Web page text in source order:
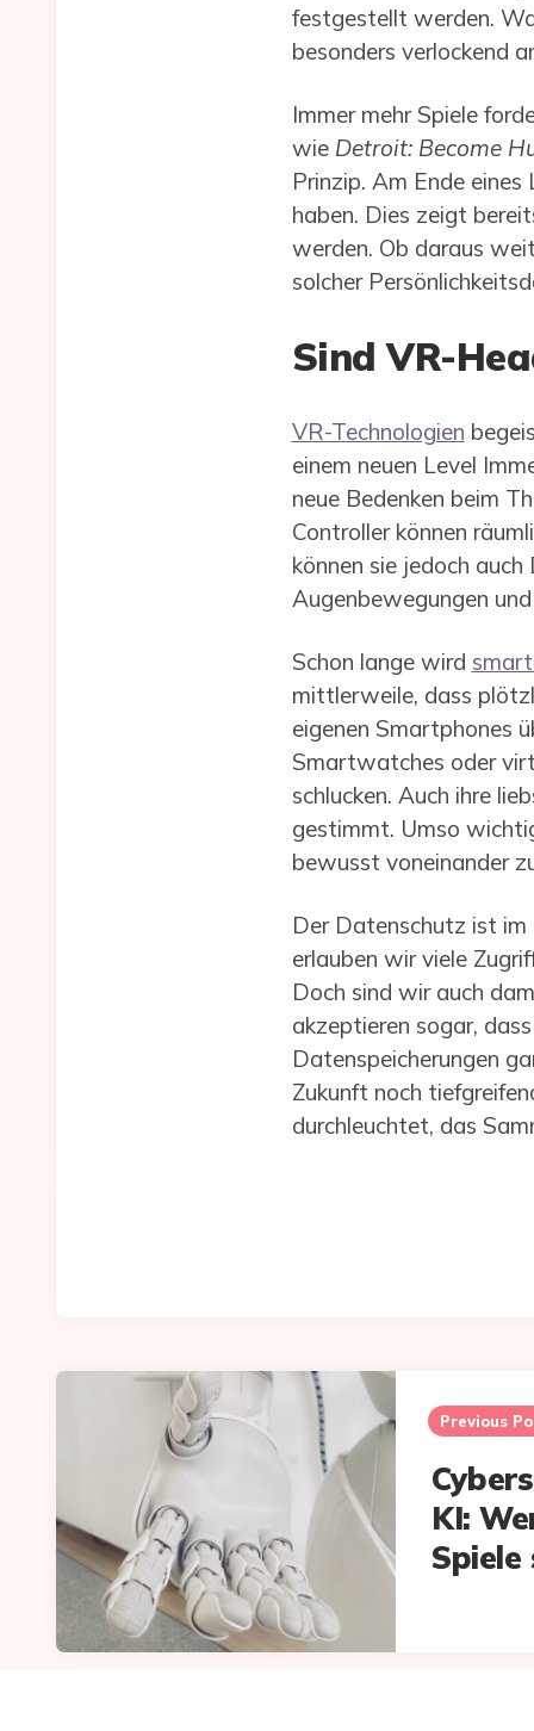
festgestellt werden.
besonders verlockend
Immer mehr Spiele
wie Detroit: Become
Prinzip. Am Ende
haben. Dies zeigt
werden. Ob daraus
solcher
Sind VR-
VR-Technologien
einem neuen Level
neue Bedenken beim
Controller können
können sie jedoch
Augenbewegungen
Schon lange wird
mittlerweile, dass
eigenen Smartphones
Smartwatches oder
schlucken. Auch ihre
gestimmt. Umso
bewusst voneinander
Der Datenschutz ist im
erlauben wir viele
Doch sind wir auch
akzeptieren sogar,
Datenspeicherungen
Zukunft noch
durchleuchtet, das
Post
navigation
Previous
KI:
Spiele